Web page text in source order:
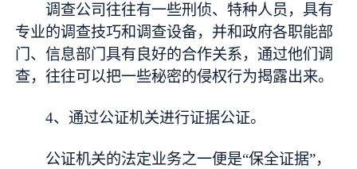
调查公司往往有一些刑侦、特种人员，具有
专业的调查技巧和调查设备，并和政府各职能部
门、信息部门具有良好的合作关系，通过他们调
查，往往可以把一些秘密的侵权行为揭露出来。
4、通过公证机关进行证据公证。
公证机关的法定业务之一便是“保全证据”，